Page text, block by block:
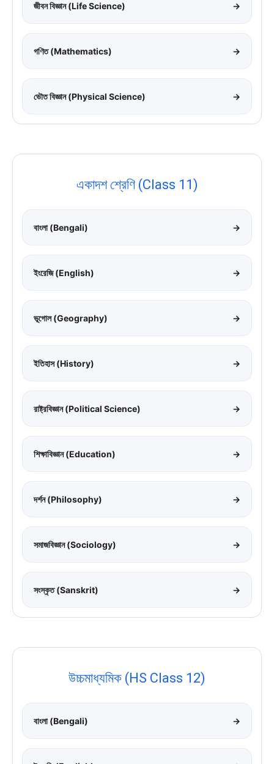
জীবন বিজ্ঞান (Life Science) →
গণিত (Mathematics) →
ভৌত বিজ্ঞান (Physical Science) →
একাদশ শ্রেণি (Class 11)
বাংলা (Bengali) →
ইংরেজি (English) →
ভূগোল (Geography) →
ইতিহাস (History) →
রাষ্ট্রবিজ্ঞান (Political Science) →
শিক্ষাবিজ্ঞান (Education) →
দর্শন (Philosophy) →
সমাজবিজ্ঞান (Sociology) →
সংস্কৃত (Sanskrit) →
উচ্চমাধ্যমিক (HS Class 12)
বাংলা (Bengali) →